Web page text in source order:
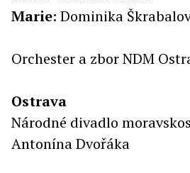
Marie: Dominika
Orchester a zbor NDM
Ostrava
Národné divadlo
Antonína Dvořáka